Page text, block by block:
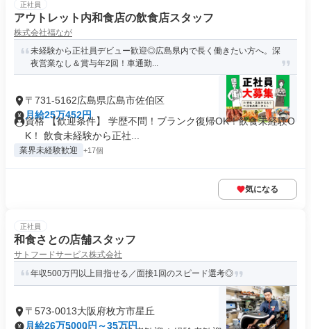
正社員
アウトレット内和食店の飲食店スタッフ
株式会社福なが
未経験から正社員デビュー歓迎◎広島県内で長く働きたい方へ。深
夜営業なし＆賞与年2回！車通勤...
〒731-5162広島県広島市佐伯区
月給25万452円
資格 【歓迎条件】 学歴不問！ブランク復帰OK！飲食未経験O
K！ 飲食未経験から正社...
業界未経験歓迎 +17個
気になる
正社員
和食さとの店舗スタッフ
サトフードサービス株式会社
年収500万円以上目指せる／面接1回のスピード選考◎
〒573-0013大阪府枚方市星丘
月給26万5000円～35万円